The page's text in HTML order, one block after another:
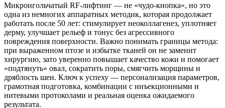
Микроигольчатый RF‑лифтинг — не «чудо-кнопка», но это
одна из немногих аппаратных методик, которая продолжает
работать после 50 лет: стимулирует неоколлагенез, уплотняет
дерму, улучшает рельеф и тонус без агрессивного
повреждения поверхности. Важно понимать границы метода:
при выраженном птозе и избытке тканей он не заменит
хирургию, зато уверенно повышает качество кожи и помогает
«подтянуть» овал, сократить поры, смягчить морщины и
дряблость шеи. Ключ к успеху — персонализация параметров,
грамотная подготовка, комбинации с инъекционными и
нитевыми протоколами и реальная оценка ожидаемого
результата.